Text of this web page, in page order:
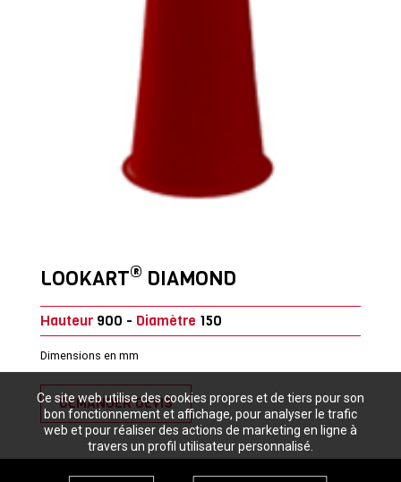
Ce site web utilise des cookies propres et de tiers pour son
bon fonctionnement et affichage, pour analyser le trafic
web et pour réaliser des actions de marketing en ligne à
travers un profil utilisateur personnalisé.
LOOKART® DIAMOND
Hauteur 900 - Diamètre 150
Dimensions en mm
DEMANDER DEVIS